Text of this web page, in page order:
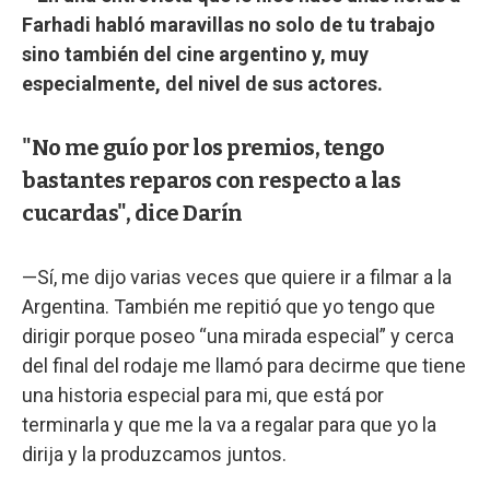
Farhadi habló maravillas no solo de tu trabajo
sino también del cine argentino y, muy
especialmente, del nivel de sus actores.
"No me guío por los premios, tengo
bastantes reparos con respecto a las
cucardas", dice Darín
—Sí, me dijo varias veces que quiere ir a filmar a la
Argentina. También me repitió que yo tengo que
dirigir porque poseo “una mirada especial” y cerca
del final del rodaje me llamó para decirme que tiene
una historia especial para mi, que está por
terminarla y que me la va a regalar para que yo la
dirija y la produzcamos juntos.